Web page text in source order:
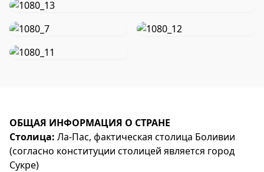
ОБЩАЯ ИНФОРМАЦИЯ О СТРАНЕ
Столица: Ла-Пас, фактическая столица Боливии
(согласно конституции столицей является город
Сукре)